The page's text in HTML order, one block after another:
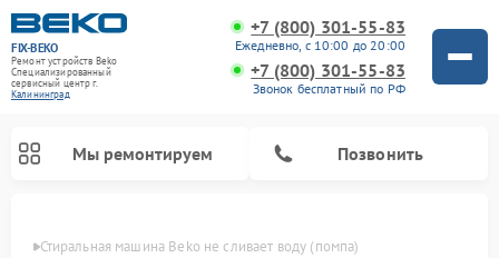
FIX-BEKO
Ремонт устройств Beko
Специализированный
cервисный центр г.
Калининград
+7 (800) 301-55-83
Ежедневно, с 10:00 до 20:00
+7 (800) 301-55-83
Звонок бесплатный по РФ
Мы ремонтируем Позвонить
Стиральная машина Beko не сливает воду (помпа)